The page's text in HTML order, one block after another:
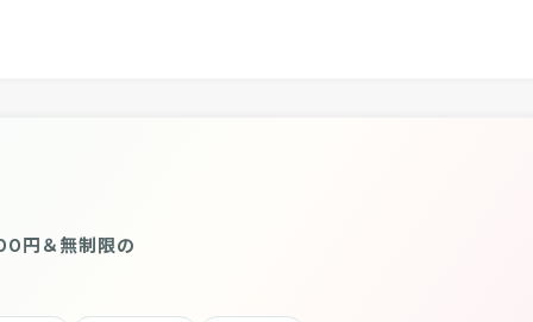
円＆無制限の